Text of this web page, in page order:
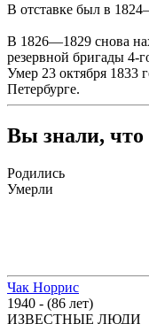
В отставке был в
В 1826—1829 снова
резервной бригады 4-
Умер 23 октября 1833
Петербурге.
Вы знали, что
Родились
Умерли
Чак Норрис
1940 - (86 лет)
ИЗВЕСТНЫЕ ЛЮДИ